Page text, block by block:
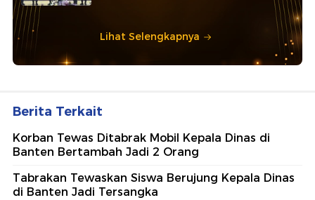
Lihat Selengkapnya
Berita Terkait
Korban Tewas Ditabrak Mobil Kepala Dinas di
Banten Bertambah Jadi 2 Orang
Tabrakan Tewaskan Siswa Berujung Kepala Dinas
di Banten Jadi Tersangka